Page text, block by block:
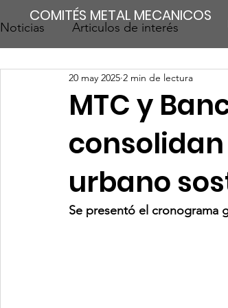
COMITÉS METAL MECANICOS
Noticias Articulos de interés
MTC y
urbano
20 may 2025 2 min de lectura
Se presentó el cronograma